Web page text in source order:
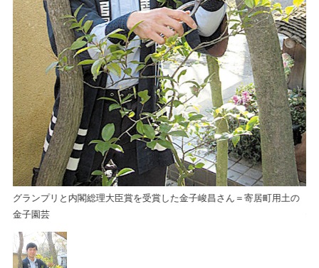
グランプリと内閣総理大臣賞を受賞した金子峻昌さん＝寄居町用土の
金子園芸